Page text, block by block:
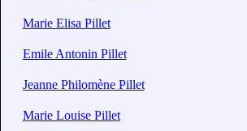
Marie Elisa Pillet
Emile Antonin Pillet
Jeanne Philomène Pillet
Marie Louise Pillet